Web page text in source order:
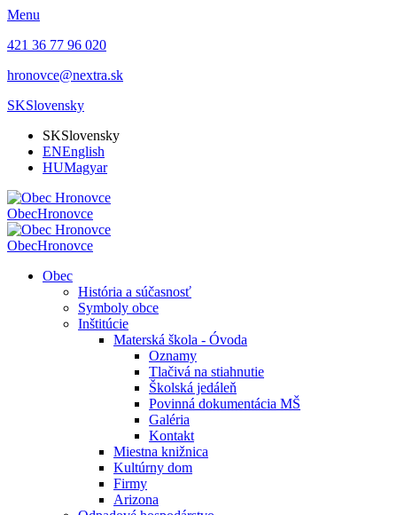
Menu
421 36 77 96 020
hronovce@nextra.sk
SKSlovensky
SKSlovensky
ENEnglish
HUMagyar
ObecHronovce
ObecHronovce
Obec
História a súčasnosť
Symboly obce
Inštitúcie
Materská škola - Óvoda
Oznamy
Tlačivá na stiahnutie
Školská jedáleň
Povinná dokumentácia MŠ
Galéria
Kontakt
Miestna knižnica
Kultúrny dom
Firmy
Arizona